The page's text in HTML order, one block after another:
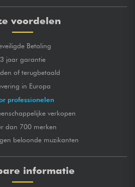
voordelen
Betaling
3 jaar garantie
of terugbetaald
in Europa
professionelen
verkopen
dan 700 merken
beloonde muzikanten
informatie